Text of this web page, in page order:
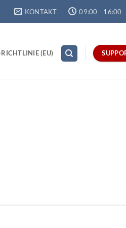
KONTAKT 09:00 - 16:00
(EU)